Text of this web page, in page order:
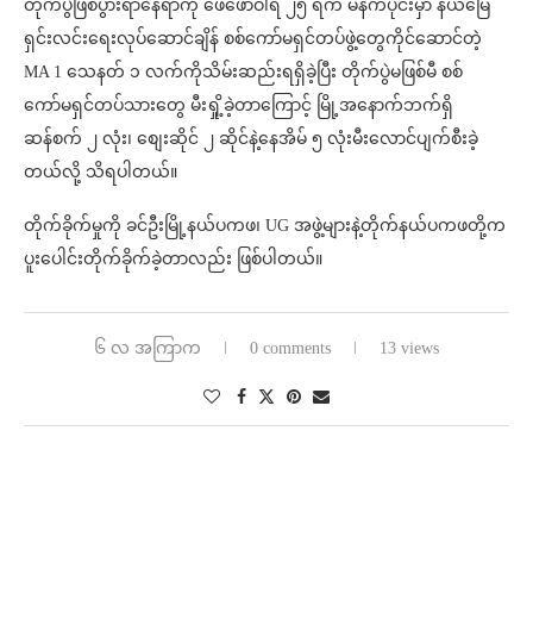
တိုက်ပွဲဖြစ်ပွားရာနေရာကို ဖေဖော်ဝါရီ ၂၅ ရက် မနက်ပိုင်းမှာ နယ်မြေ
ရှင်းလင်းရေးလုပ်ဆောင်ချိန် စစ်ကော်မရှင်တပ်ဖွဲ့တွေကိုင်ဆောင်တဲ့
MA 1 သေနတ် ၁ လက်ကိုသိမ်းဆည်းရရှိခဲ့ပြီး တိုက်ပွဲမဖြစ်မီ စစ်
ကော်မရှင်တပ်သားတွေ မီးရှို့ခဲ့တာကြောင့် မြို့အနောက်ဘက်ရှိ
ဆန်စက် ၂ လုံး၊ စျေးဆိုင် ၂ ဆိုင်နဲ့နေအိမ် ၅ လုံးမီးလောင်ပျက်စီးခဲ့
တယ်လို့ သိရပါတယ်။
တိုက်ခိုက်မှုကို ခင်ဦးမြို့နယ်ပကဖ၊ UG အဖွဲ့များနဲ့တိုက်နယ်ပကဖတို့က
ပူးပေါင်းတိုက်ခိုက်ခဲ့တာလည်း ဖြစ်ပါတယ်။
၆ လ အကြာက 0 comments 13 views